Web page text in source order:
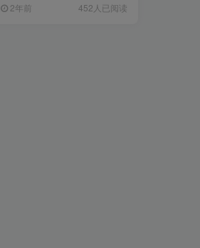
2年前 452人已阅读